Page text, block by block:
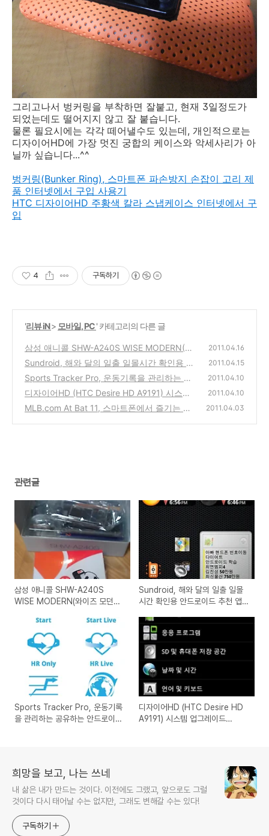
그리고나서 벙커링을 부착하면 잘붙고, 현재 3일정도가
되었는데도 떨어지지 않고 잘 붙습니다.
물론 필요시에는 각각 떼어낼수도 있는데, 개인적으로는
디자이어HD에 가장 멋진 궁합의 케이스와 악세사리가 아
닐까 싶습니다...^^
벙커링(Bunker Ring), 스마트폰 파손방지 손잡이 고리 제
품 인터넷에서 구입 사용기
HTC 디자이어HD 주황색 칼라 스냅케이스 인터넷에서 구
입
4 구독하기
'리뷰 iN> 모바일, PC' 카테고리의 다른 글
삼성 애니콜 SHW-A240S WISE MODERN(와
이즈 모던폰) SKT 번호이동 구입 사용기 (부모
님을 위한 효도폰)
2011.04.16
Sundroid, 해와 달의 일출 일몰시간 확인용 안
드로이드 추천 앱 리뷰
(0)
2011.04.15
Sports Tracker Pro, 운동기록을 관리하는 공
유하는 안드로이드 어플
(0)
2011.04.10
디자이어HD (HTC Desire HD A9191) 시스템
업그레이드 1.84.1010.4 업데이트 정보 안내
2011.04.10
MLB.com At Bat 11, 스마트폰에서 즐기는 실
2011.04.03
관련글
삼성 애니콜 SHW-A240S
WISE MODERN(와이즈 모던폰)
님을 위한 효도폰)
Sundroid, 해와 달의 일출 일몰
시간 확인용 안드로이드 추천 앱
Sports Tracker Pro, 운동기록
을 관리하는 공유하는 안드로이드
디자이어HD (HTC Desire HD
A9191) 시스템 업그레이드
희망을 보고, 나는 쓰네
내 삶은 내가 만드는 것이다. 이전에도 그랬고, 앞으로도 그럴
것이다 다시 태어날 수는 없지만, 그래도 변해갈 수는 있다!
구독하기